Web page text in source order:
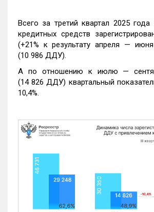
Всего за третий квартал 2025 года
кредитных средств
(+21% к результату апреля —
(10 986 ДДУ).
А по отношению к июлю —
(14 826 ДДУ) квартальный
10,4%.